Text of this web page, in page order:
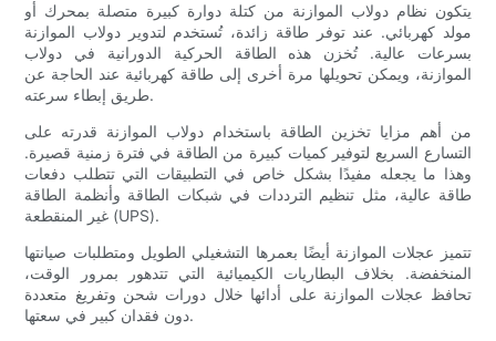
يتكون نظام دولاب الموازنة من كتلة دوارة كبيرة متصلة بمحرك أو
مولد كهربائي. عند توفر طاقة زائدة، تُستخدم لتدوير دولاب الموازنة
بسرعات عالية. تُخزن هذه الطاقة الحركية الدورانية في دولاب
الموازنة، ويمكن تحويلها مرة أخرى إلى طاقة كهربائية عند الحاجة عن
طريق إبطاء سرعته.
من أهم مزايا تخزين الطاقة باستخدام دولاب الموازنة قدرته على
التسارع السريع لتوفير كميات كبيرة من الطاقة في فترة زمنية قصيرة.
وهذا ما يجعله مفيدًا بشكل خاص في التطبيقات التي تتطلب دفعات
طاقة عالية، مثل تنظيم الترددات في شبكات الطاقة وأنظمة الطاقة
غير المنقطعة (UPS).
تتميز عجلات الموازنة أيضًا بعمرها التشغيلي الطويل ومتطلبات صيانتها
المنخفضة. بخلاف البطاريات الكيميائية التي تتدهور بمرور الوقت،
تحافظ عجلات الموازنة على أدائها خلال دورات شحن وتفريغ متعددة
دون فقدان كبير في سعتها.